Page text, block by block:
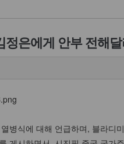
은에게 안부 전해
병식에 대해 언급하며, 블라